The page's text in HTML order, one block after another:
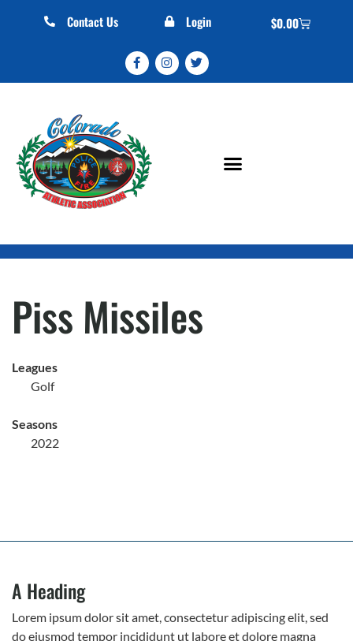
Contact Us Login $0.00
Piss Missiles
Leagues
Golf
Seasons
2022
A Heading
Lorem ipsum dolor sit amet, consectetur adipiscing elit, sed
do eiusmod tempor incididunt ut labore et dolore magna